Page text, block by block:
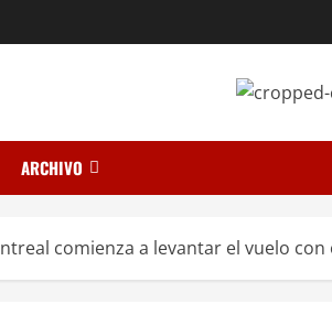
ARCHIVO
comienza a levantar el vuelo